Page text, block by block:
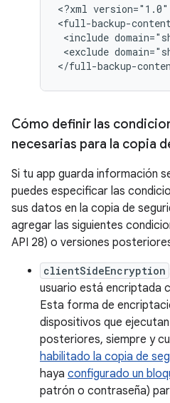
<?xml version="1.0"
<include
<exclude
</full-backup-
Cómo definir las
necesarias para la copia
Si tu app guarda información
puedes especificar las
sus datos en la copia de
agregar las siguientes
API 28) o versiones
clientSideEncryption
usuario está encriptada
Esta forma de
dispositivos que
posteriores, siempre y
habilitado la copia de
haya configurado un
patrón o contraseña)